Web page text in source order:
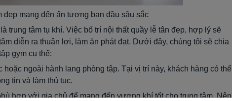
đẹp mang đến ấn tượng ban đầu sâu sắc
trung tâm tụ khí. Việc bố trí nội thất quầy lễ tân đẹp, hợp lý sẽ
diễn ra thuận lợi, làm ăn phát đạt. Dưới đây, chúng tôi sẽ chia
gym cụ thể:
ngoài hành lang phòng tập. Tại vị trí này, khách hàng có thể
tin và làm thủ tục.
hợp với gia chủ để mang đến vượng khí tốt cho trung tâm. Nên